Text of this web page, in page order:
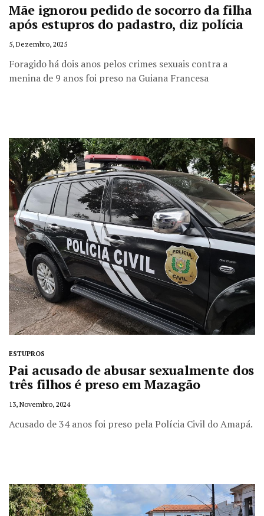
Mãe ignorou pedido de socorro da filha
após estupros do padastro, diz polícia
5, Dezembro, 2025
Foragido há dois anos pelos crimes sexuais contra a
menina de 9 anos foi preso na Guiana Francesa
ESTUPROS
Pai acusado de abusar sexualmente dos
três filhos é preso em Mazagão
13, Novembro, 2024
Acusado de 34 anos foi preso pela Polícia Civil do Amapá.